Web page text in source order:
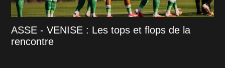
ASSE - VENISE : Les tops et flops de la
rencontre